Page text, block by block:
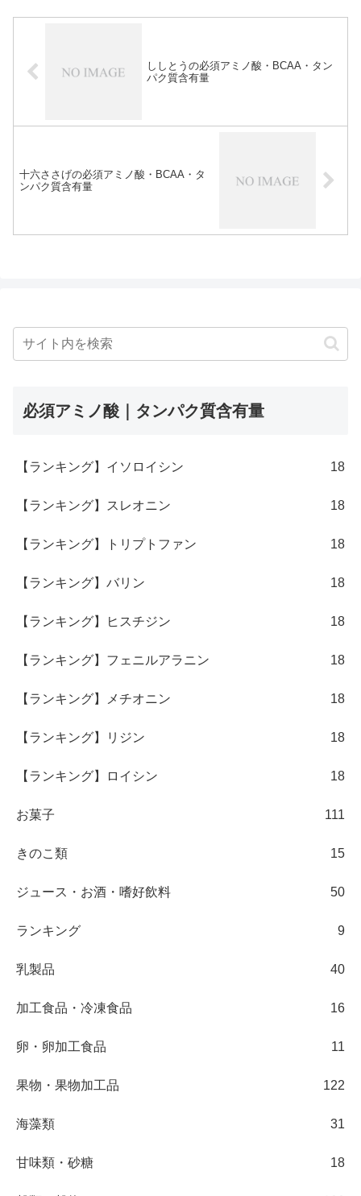
ししとうの必須アミノ酸・BCAA・タン
パク質含有量
十六ささげの必須アミノ酸・BCAA・タ
ンパク質含有量
必須アミノ酸｜タンパク質含有量
【ランキング】イソロイシン 18
【ランキング】スレオニン 18
【ランキング】トリプトファン 18
【ランキング】バリン 18
【ランキング】ヒスチジン 18
【ランキング】フェニルアラニン 18
【ランキング】メチオニン 18
【ランキング】リジン 18
【ランキング】ロイシン 18
お菓子 111
きのこ類 15
ジュース・お酒・嗜好飲料 50
ランキング 9
乳製品 40
加工食品・冷凍食品 16
卵・卵加工食品 11
果物・果物加工品 122
海藻類 31
甘味類・砂糖 18